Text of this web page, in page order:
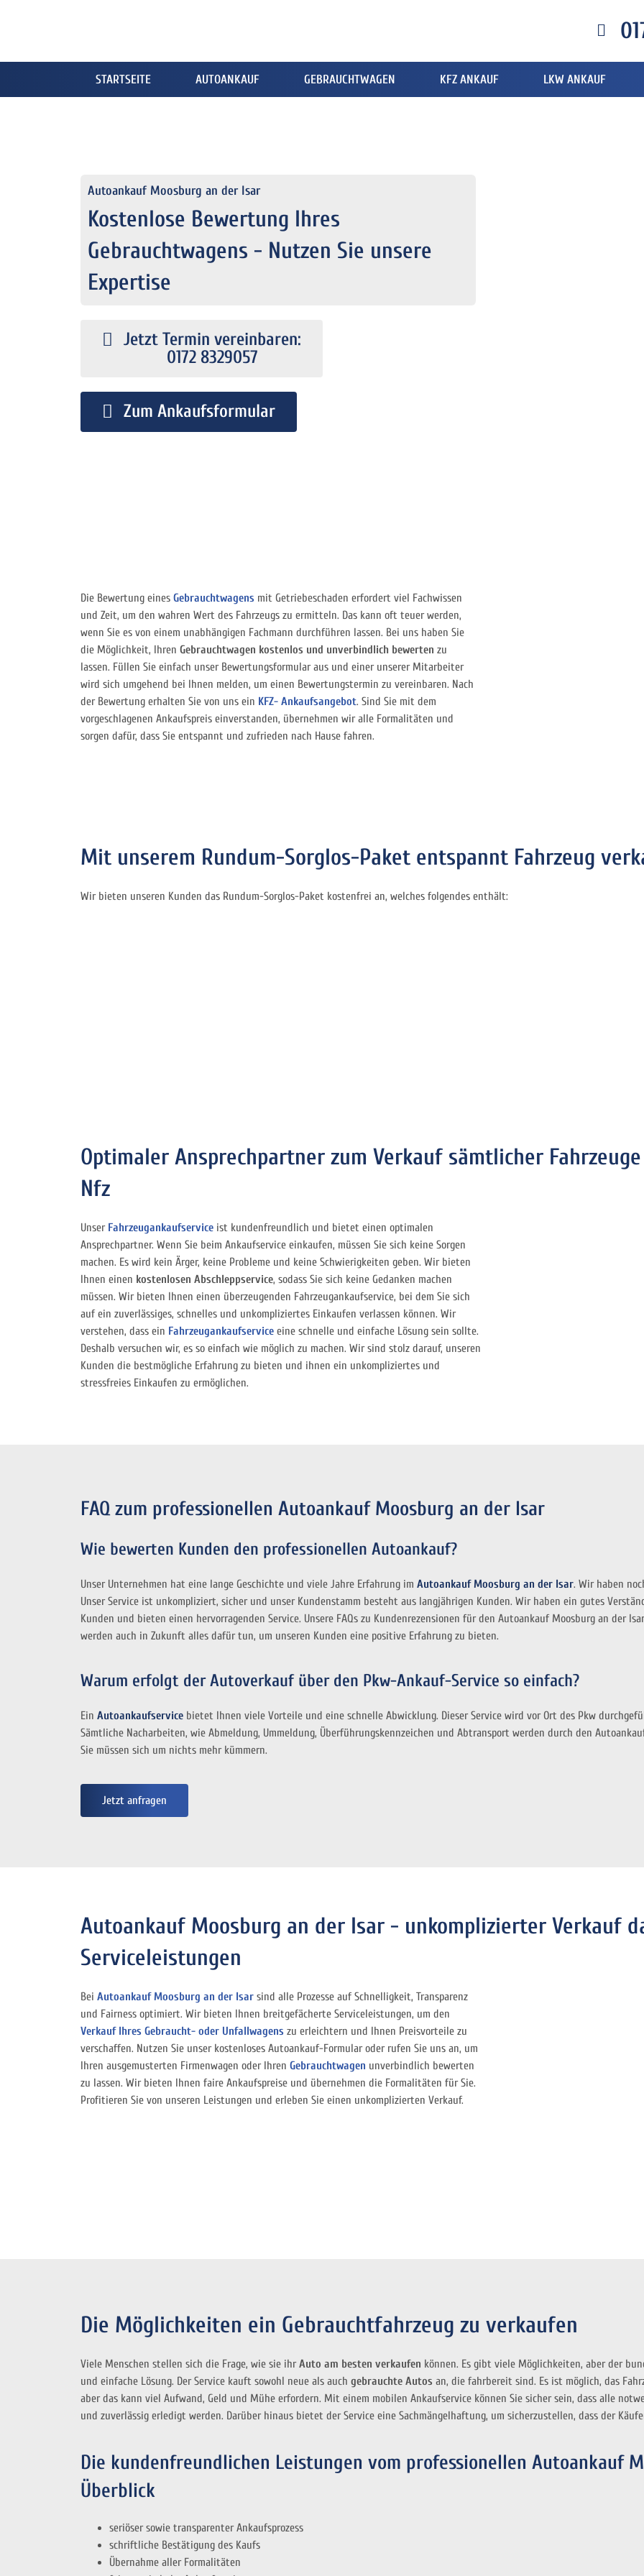
STARTSEITE AUTOANKAUF GEBRAUCHTWAGEN KFZ ANKAUF LKW ANKAUF
Autoankauf Moosburg an der Isar
Kostenlose Bewertung Ihres
Gebrauchtwagens - Nutzen Sie unsere
Expertise
Jetzt Termin vereinbaren:
0172 8329057
Zum Ankaufsformular
Die Bewertung eines Gebrauchtwagens mit Getriebeschaden erfordert viel Fachwissen
und Zeit, um den wahren Wert des Fahrzeugs zu ermitteln. Das kann oft teuer werden,
wenn Sie es von einem unabhängigen Fachmann durchführen lassen. Bei uns haben Sie
die Möglichkeit, Ihren Gebrauchtwagen kostenlos und unverbindlich bewerten zu
lassen. Füllen Sie einfach unser Bewertungsformular aus und einer unserer Mitarbeiter
wird sich umgehend bei Ihnen melden, um einen Bewertungstermin zu vereinbaren. Nach
der Bewertung erhalten Sie von uns ein KFZ- Ankaufsangebot. Sind Sie mit dem
vorgeschlagenen Ankaufspreis einverstanden, übernehmen wir alle Formalitäten und
sorgen dafür, dass Sie entspannt und zufrieden nach Hause fahren.
Mit unserem Rundum-Sorglos-Paket entspannt Fahrzeug
Wir bieten unseren Kunden das Rundum-Sorglos-Paket kostenfrei an, welches folgendes enthält:
Optimaler Ansprechpartner zum Verkauf sämtlicher
Nfz
Unser Fahrzeugankaufservice ist kundenfreundlich und bietet einen optimalen
Ansprechpartner. Wenn Sie beim Ankaufservice einkaufen, müssen Sie sich keine Sorgen
machen. Es wird kein Ärger, keine Probleme und keine Schwierigkeiten geben. Wir bieten
Ihnen einen kostenlosen Abschleppservice, sodass Sie sich keine Gedanken machen
müssen. Wir bieten Ihnen einen überzeugenden Fahrzeugankaufservice, bei dem Sie sich
auf ein zuverlässiges, schnelles und unkompliziertes Einkaufen verlassen können. Wir
verstehen, dass ein Fahrzeugankaufservice eine schnelle und einfache Lösung sein sollte.
Deshalb versuchen wir, es so einfach wie möglich zu machen. Wir sind stolz darauf, unseren
Kunden die bestmögliche Erfahrung zu bieten und ihnen ein unkompliziertes und
stressfreies Einkaufen zu ermöglichen.
FAQ zum professionellen Autoankauf Moosburg an der Isar
Wie bewerten Kunden den professionellen Autoankauf?
Unser Unternehmen hat eine lange Geschichte und viele Jahre Erfahrung im Autoankauf Moosburg an der Isar. Wir haben
Unser Service ist unkompliziert, sicher und unser Kundenstamm besteht aus langjährigen Kunden. Wir haben ein gutes
Kunden und bieten einen hervorragenden Service. Unsere FAQs zu Kundenrezensionen für den Autoankauf Moosburg an der
werden auch in Zukunft alles dafür tun, um unseren Kunden eine positive Erfahrung zu bieten.
Warum erfolgt der Autoverkauf über den Pkw-Ankauf-Service so einfach?
Ein Autoankaufservice bietet Ihnen viele Vorteile und eine schnelle Abwicklung. Dieser Service wird vor Ort des Pkw
Sämtliche Nacharbeiten, wie Abmeldung, Ummeldung, Überführungskennzeichen und Abtransport werden durch den
Sie müssen sich um nichts mehr kümmern.
Jetzt anfragen
Autoankauf Moosburg an der Isar - unkomplizierter Verkauf
Serviceleistungen
Bei Autoankauf Moosburg an der Isar sind alle Prozesse auf Schnelligkeit, Transparenz
und Fairness optimiert. Wir bieten Ihnen breitgefächerte Serviceleistungen, um den
Verkauf Ihres Gebraucht- oder Unfallwagens zu erleichtern und Ihnen Preisvorteile zu
verschaffen. Nutzen Sie unser kostenloses Autoankauf-Formular oder rufen Sie uns an, um
Ihren ausgemusterten Firmenwagen oder Ihren Gebrauchtwagen unverbindlich bewerten
zu lassen. Wir bieten Ihnen faire Ankaufspreise und übernehmen die Formalitäten für Sie.
Profitieren Sie von unseren Leistungen und erleben Sie einen unkomplizierten Verkauf.
Die Möglichkeiten ein Gebrauchtfahrzeug zu verkaufen
Viele Menschen stellen sich die Frage, wie sie ihrAuto am besten verkaufen können. Es gibt viele Möglichkeiten, aber der
und einfache Lösung. Der Service kauft sowohl neue als auch gebrauchte Autos an, die fahrbereit sind. Es ist möglich, das
aber das kann viel Aufwand, Geld und Mühe erfordern. Mit einem mobilen Ankaufservice können Sie sicher sein, dass alle
und zuverlässig erledigt werden. Darüber hinaus bietet der Service eine Sachmängelhaftung, um sicherzustellen, dass der
Die kundenfreundlichen Leistungen vom professionellen Autoankauf
Überblick
seriöser sowie transparenter Ankaufsprozess
schriftliche Bestätigung des Kaufs
Übernahme aller Formalitäten